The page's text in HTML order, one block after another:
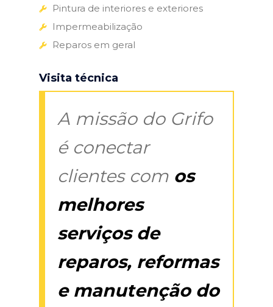
Pintura de interiores e exteriores
Impermeabilização
Reparos em geral
Visita técnica
A missão do Grifo
é conectar
clientes com os
melhores
serviços de
reparos, reformas
e manutenção do